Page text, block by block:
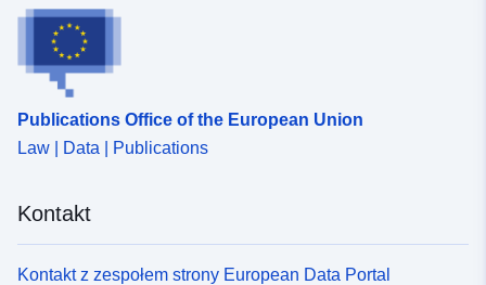
Publications Office of the European Union
Law | Data | Publications
Kontakt
Kontakt z zespołem strony European Data Portal